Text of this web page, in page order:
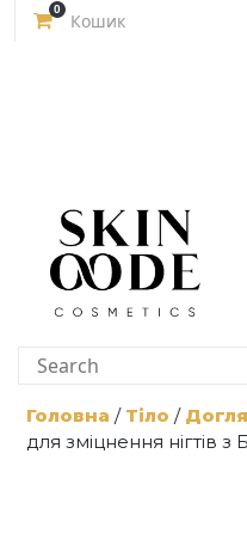
Skip
0
Кошик
Головна / Тіло /
для зміцнення нігтів з